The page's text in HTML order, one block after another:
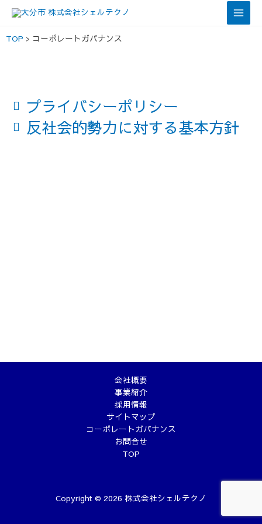
TOP コーポレートガバナンス
プライバシーポリシー
反社会的勢力に対する基本方針
会社概要
事業紹介
採用情報
サイトマップ
コーポレートガバナンス
お問合せ
TOP
Copyright © 2026 株式会社シェルテクノ